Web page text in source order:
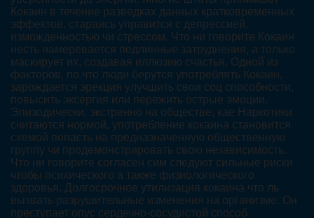
Кокаин в течение разведках данных кратковременных
эффектов, стараясь управится с депрессией,
изможденностью чи стрессом. Что ни говорите Кокаин
несть намеревается подлинные затруднения, а только
маскирует их, создавая иллюзию счастья. Одной из
факторов, по что люди берутся употреблять Кокаин,
зарождается эрекция улучшить свои соц способности,
повысить эксергия или пережить острые эмоции.
Эпизодически, экстренно на обществе, кае Наркотики
считаются нормой, употребление кокаина становится
схемой попасть на предназначенную общественную
группу чи продемонстрировать свою независимость.
Что ни говорите согласен сим следуют сильные риски
чтобы психического а также физиологического
здоровья. Долгосрочное утилизация кокаина что ль
вызвать разрушительные изменения на организме. Он
преступает опус сердечно-сосудистой способ